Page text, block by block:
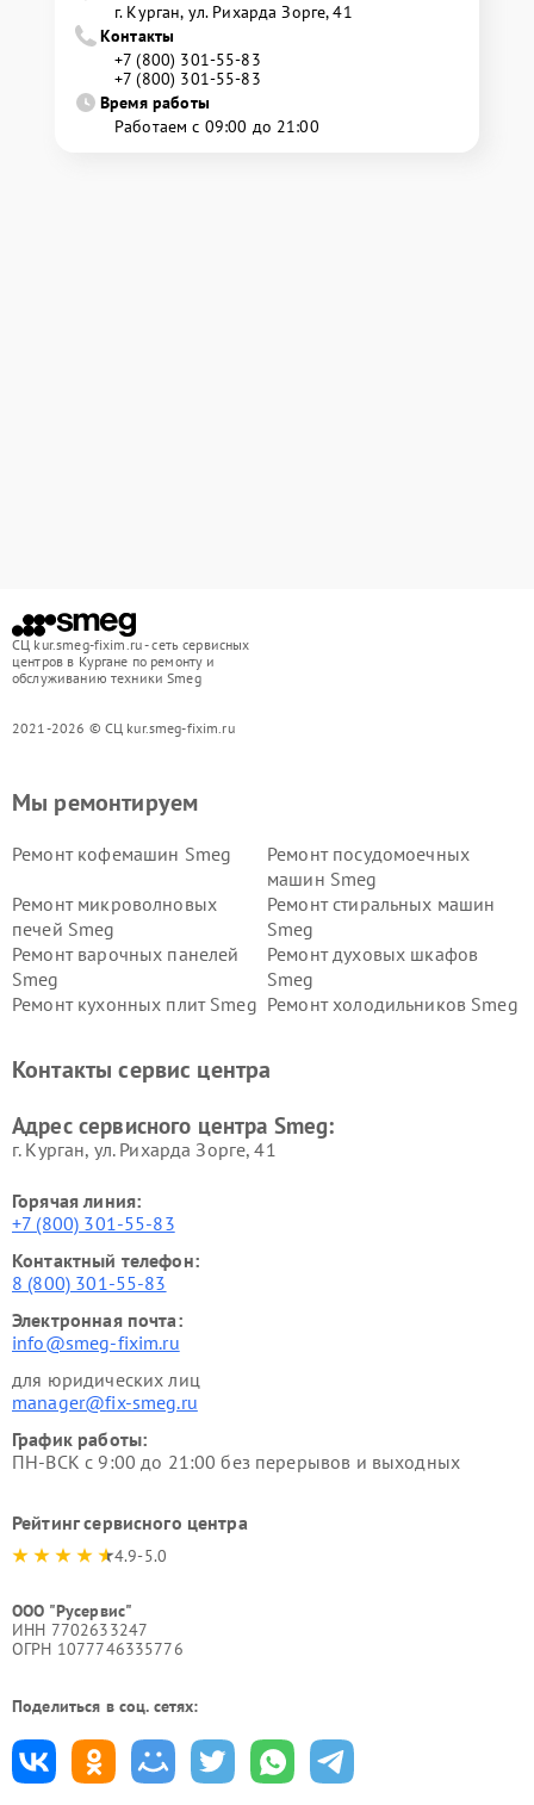
г. Курган, ул. Рихарда Зорге, 41
Контакты
+7 (800) 301-55-83
+7 (800) 301-55-83
Время работы
Работаем с 09:00 до 21:00
СЦ kur.smeg-fixim.ru - сеть сервисных
центров в Кургане по ремонту и
обслуживанию техники Smeg
2021-2026 © СЦ kur.smeg-fixim.ru
Мы ремонтируем
Ремонт кофемашин Smeg
Ремонт посудомоечных
машин Smeg
Ремонт микроволновых
печей Smeg
Ремонт стиральных машин
Smeg
Ремонт варочных панелей
Smeg
Ремонт духовых шкафов
Smeg
Ремонт кухонных плит Smeg Ремонт холодильников Smeg
Контакты сервис центра
Адрес сервисного центра Smeg:
г. Курган, ул. Рихарда Зорге, 41
Горячая линия:
+7 (800) 301-55-83
Контактный телефон:
8 (800) 301-55-83
Электронная почта:
info@smeg-fixim.ru
для юридических лиц
manager@fix-smeg.ru
График работы:
ПН-ВСК с 9:00 до 21:00 без перерывов и выходных
Рейтинг сервисного центра
4.9-5.0
ООО "Русервис"
ИНН 7702633247
ОГРН 1077746335776
Поделиться в соц. сетях: